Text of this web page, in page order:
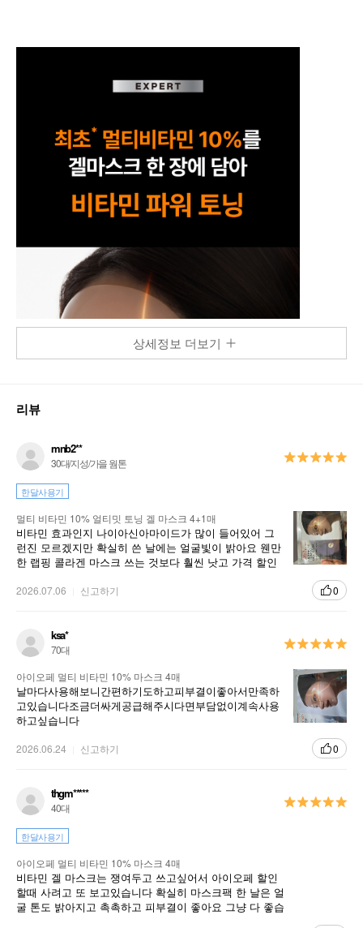
상세정보 더보기
리뷰
mnb2**
30대/지성/가을 웜톤
한달사용기
멀티 비타민 10% 얼티밋 토닝 겔 마스크 4+1매
비타민 효과인지 나이아신아마이드가 많이 들어있어 그
런진 모르겠지만 확실히 쓴 날에는 얼굴빛이 밝아요 웬만
한 랩핑 콜라겐 마스크 쓰는 것보다 훨씬 낫고 가격 할인
2026.07.06 신고하기 0
ksa*
70대
아이오페 멀티 비타민 10% 마스크 4매
날마다사용해보니간편하기도하고피부결이좋아서만족하
고있습니다조금더싸게공급해주시다면부담없이계속사용
하고싶습니다
2026.06.24 신고하기 0
thgm*****
40대
한달사용기
아이오페 멀티 비타민 10% 마스크 4매
비타민 겔 마스크는 쟁여두고 쓰고싶어서 아이오페 할인
할때 사려고 또 보고있습니다 확실히 마스크팩 한 날은 얼
굴 톤도 밝아지고 촉촉하고 피부결이 좋아요 그냥 다 좋습